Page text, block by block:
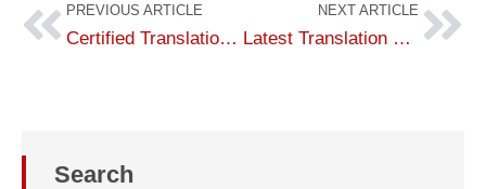
PREVIOUS ARTICLE
Certified Translation of Driver's Licenses – Fast, Latest Price List
NEXT ARTICLE
Latest Translation Sample of Criminal Record Form No. 1, 2 into English
Search